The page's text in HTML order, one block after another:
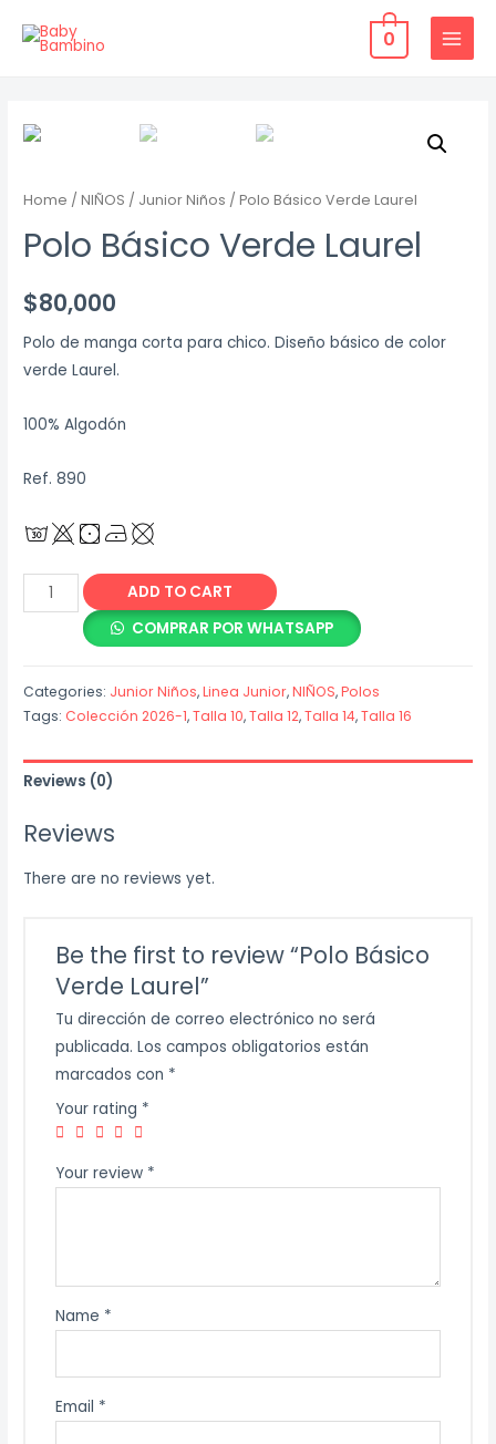
0
MAIN
Home /NIÑOS / Junior Niños / Polo Básico Verde Laurel
Polo Básico Verde Laurel
$80,000
Polo de manga corta para chico. Diseño básico de color
verde Laurel.
100% Algodón
Ref. 890
Polo
Básico
quantity
ADD TO CART
COMPRAR POR WHATSAPP
Categories: Junior Niños,Linea Junior,NIÑOS,Polos
Tags: Colección 2026-1,Talla 10,Talla 12,Talla 14,Talla 16
Reviews (0)
Reviews
There are no reviews yet.
Be the first to review “Polo Básico
Verde Laurel”
Tu dirección de correo electrónico no será
publicada. Los campos obligatorios están
marcados con *
Your rating *
Your review *
Name *
Email *